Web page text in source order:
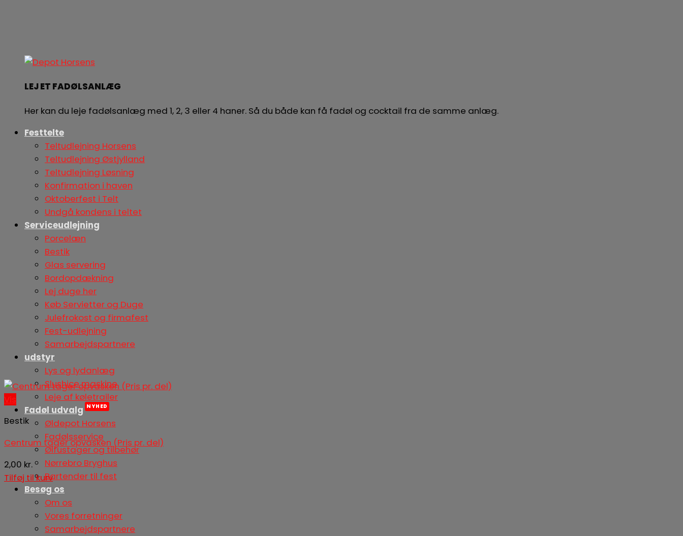
LEJ ET FADØLSANLÆG
Her kan du leje fadølsanlæg med 1, 2, 3 eller 4 haner. Så du både kan få fadøl og cocktail fra de samme anlæg.
Festtelte
Teltudlejning Horsens
Teltudlejning Østjylland
Teltudlejning Løsning
Konfirmation i haven
Oktoberfest i Telt
Undgå kondens i teltet
Serviceudlejning
Porcelæn
Bestik
Glas servering
Bordopdækning
Lej duge her
Køb Servietter og Duge
Julefrokost og firmafest
Fest-udlejning
Samarbejdspartnere
udstyr
Lys og lydanlæg
Slushice maskine
Leje af køletrailer
Fadøl udvalg
Øldepot Horsens
Fadølsservice
Ølfustager og tilbehør
Nørrebro Bryghus
Bartender til fest
Besøg os
Om os
Vores forretninger
Samarbejdspartnere
Bestik
Centrum tager opvasken (Pris pr. del)
2,00 kr.
Tilføj til kurv